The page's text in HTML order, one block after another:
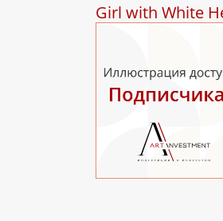
Girl with White